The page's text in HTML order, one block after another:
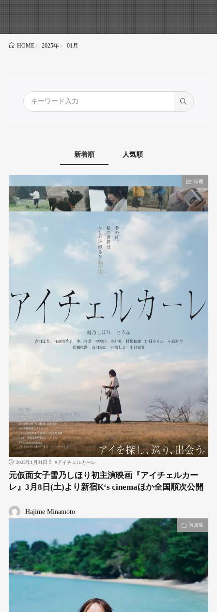
HOME 2025年 01月
新着順 人気順
映画
2025年1月31日 #アイチェルカーレ
元仮面女子雪乃しほり初主演映画『アイチェルカー
レ』3月8日(土)より新宿K‘s cinemaほか全国順次公開
Hajime Minamoto
写真集